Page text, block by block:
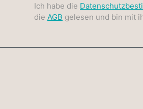
Ich habe die
die AGB gelesen und bin mit